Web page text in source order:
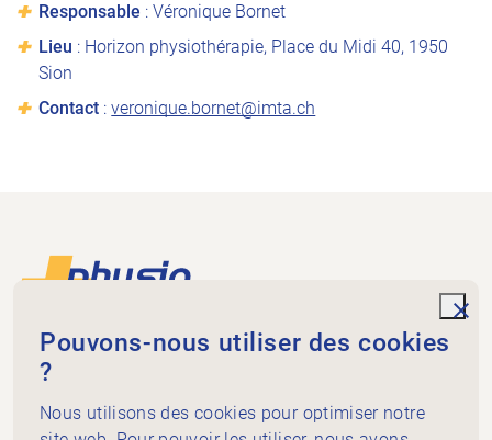
Responsable : Véronique Bornet
Lieu : Horizon physiothérapie, Place du Midi 40, 1950
Sion
Contact :veronique.bornet@imta.ch
Footer
Physiovalais-wallis
1950 Sion
Pouvons-nous utiliser des cookies
?
Nous utilisons des cookies pour optimiser notre